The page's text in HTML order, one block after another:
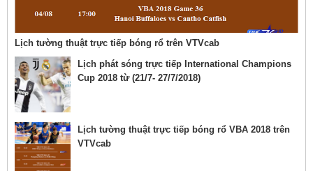
Lịch tường thuật trực tiếp bóng rổ trên VTVcab
Lịch phát sóng trực tiếp International Champions
Cup 2018 từ (21/7- 27/7/2018)
Lịch tường thuật trực tiếp bóng rổ VBA 2018 trên
VTVcab